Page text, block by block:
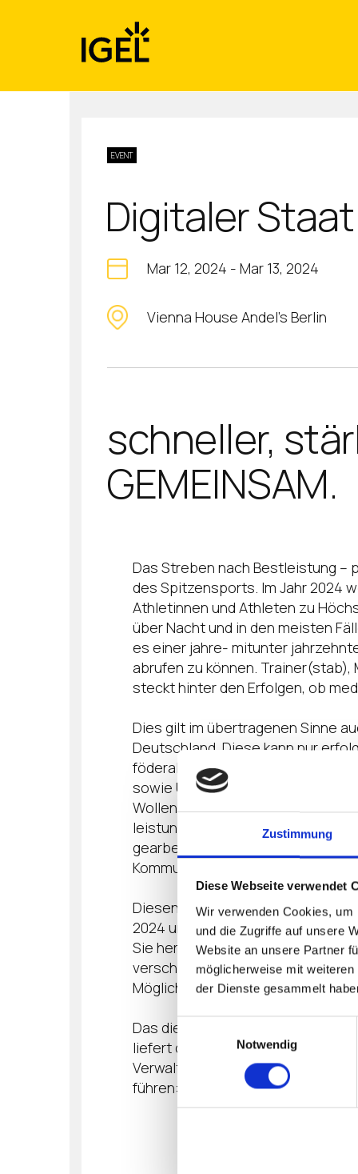
Zustimmung
Diese Webseite verwendet
Wir verwenden Cookies,
und die Zugriffe auf unsere
Website an unsere Partner
möglicherweise mit
der Dienste gesammelt
Einwilligungsauswahl
Notwendig
EVENT
Digitaler Staat
Mar 12, 2024 - Mar 13, 2024
Vienna House Andel's Berlin
schneller,
GEMEINSAM.
Das Streben nach Bestleistung –
des Spitzensports. Im Jahr 2024
Athletinnen und Athleten zu
über Nacht und in den meisten
es einer jahre- mitunter
abrufen zu können.
steckt hinter den Erfolgen, ob
Dies gilt im übertragenen Sinne
Deutschland. Diese kann nur
föderalen Strukturen hinweg
sowie Unternehmen, aber auch
Wollen Bund, Länder und
leistungsfähiges Team zu formen,
gearbeitet wird. Der
Kommunalpaktes sind hier Signale
Diesen vom sportlichen Ehrgeiz
2024 unter dem Motto:
Sie herzlich ein, Teil dieser
verschiedene Side-Events
Möglichkeiten, Netzwerke zu
Das diesjährige Partnerland
liefert dabei vielfältige Impulse,
Verwaltung in Deutschland zu
führen: Schneller, stärker,